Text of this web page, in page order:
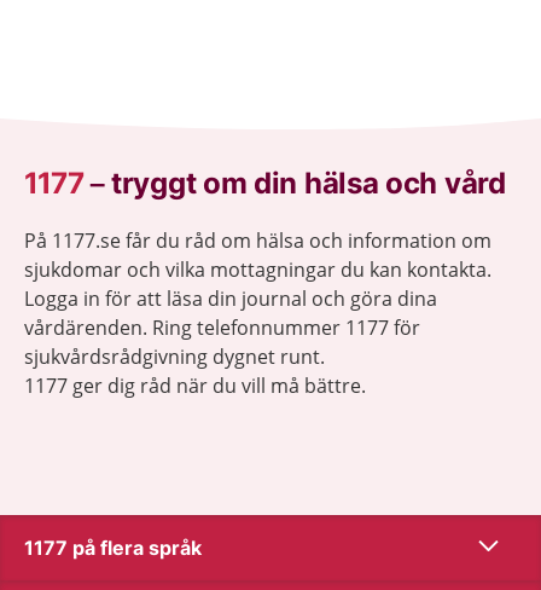
1177–tryggt om din hälsa och vård
På 1177.se får du råd om hälsa och information om
sjukdomar och vilka mottagningar du kan kontakta.
Logga in för att läsa din journal och göra dina
vårdärenden. Ring telefonnummer 1177 för
sjukvårdsrådgivning dygnet runt.
1177 ger dig råd när du vill må bättre.
1177 på flera språk Visa